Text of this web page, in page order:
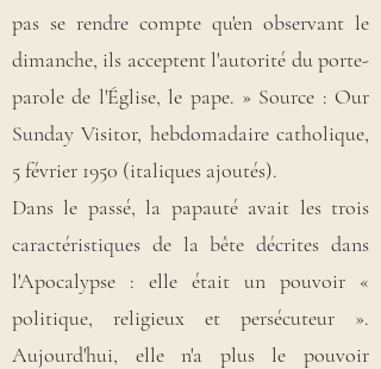
pas se rendre compte qu'en observant le
dimanche, ils acceptent l'autorité du porte-
parole de l'Église, le pape. » Source : Our
Sunday Visitor, hebdomadaire catholique,
5 février 1950 (italiques ajoutés).
Dans le passé, la papauté avait les trois
caractéristiques de la bête décrites dans
l'Apocalypse : elle était un pouvoir «
politique, religieux et persécuteur ».
Aujourd'hui, elle n'a plus le pouvoir